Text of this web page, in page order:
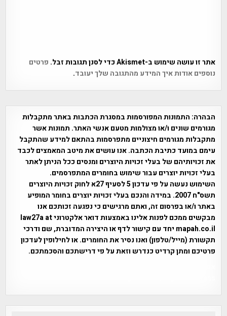
אתר זו עושה שימוש ב-Akismet כדי לסנן תגובות זבל.
פרטים
נוספים אודות איך המידע מהתגובה שלך יעובד.
הבהרה: התמונות המפורסמות במסגרת הכתבות באתר מתקבלות
מגורמים שונים ו/או מצולמות מטעם אנשי האתר. תמונות אשר
מתקבלות מגורמים חיצוניים מתפרסמות בהתאם למידע שהתקבל
עימם במועד כתיבת הכתבה. אנו עושים את מיטב המאמצים לכבד
את זכויותיהם של בעלי זכויות היוצרים ומנסים ככל הניתן לאתר
בעלי זכויות יוצרים עבור שימוש בחומרים המתפרסמים.
השימוש נעשה על פי עדכון 5 לסעיף 27א לחוק זכויות היוצרים
תשס"ח 2007. במידה והנכם בעלי זכויות יוצרים בחומר המופיע
באתר ו/או בפרסום זה, ואתם מרגישים כי נפגעה זכותכם אנו
מבקשים ממכם לפנות אלינו באמצעות דואר אלקטרוני law27a at
mapah.co.il יחד עם קישור לדף או היצירה המדוברת, שם ודרכי
תקשורת (מייל/טלפון) ואנו נסיר את החומרים. או לחילופין לעדכון
פרטיכם ומתן קרדיט כנדרש וזאת על פי דרישתכם והסכמתכם.